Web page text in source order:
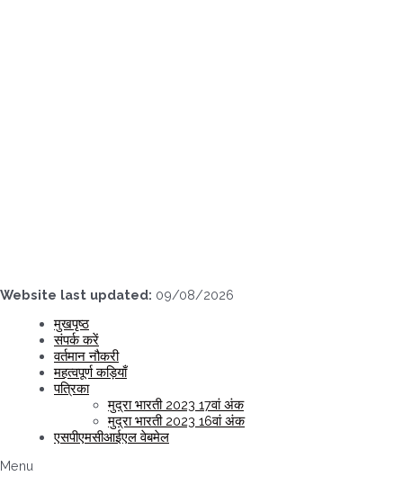
Website last updated: 09/08/2026
मुखपृष्ठ
संपर्क करें
वर्तमान नौकरी
महत्वपूर्ण कड़ियाँ
पत्रिका
मुद्रा भारती 2023 17वां अंक
मुद्रा भारती 2023 16वां अंक
एसपीएमसीआईएल वेबमेल
Menu